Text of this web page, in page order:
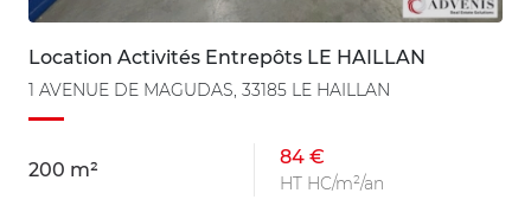
Location Activités Entrepôts LE HAILLAN
1 AVENUE DE MAGUDAS, 33185 LE HAILLAN
200 m²
84 €
HT HC/m²/an